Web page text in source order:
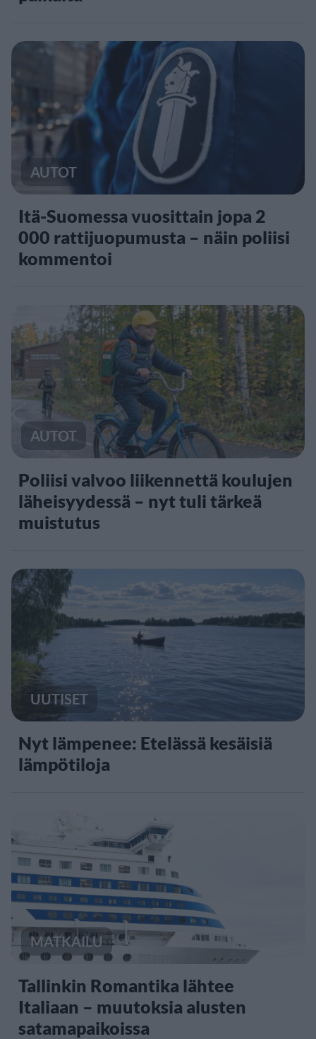
AUTOT
Itä-Suomessa vuosittain jopa 2
000 rattijuopumusta – näin poliisi
kommentoi
AUTOT
Poliisi valvoo liikennettä koulujen
läheisyydessä – nyt tuli tärkeä
muistutus
UUTISET
Nyt lämpenee: Etelässä kesäisiä
lämpötiloja
MATKAILU
Tallinkin Romantika lähtee
Italiaan – muutoksia alusten
satamapaikoissa